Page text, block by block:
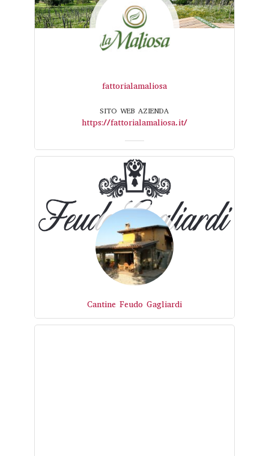
fattorialamaliosa
SITO WEB AZIENDA
https://fattorialamaliosa.it/
Cantine Feudo Gagliardi